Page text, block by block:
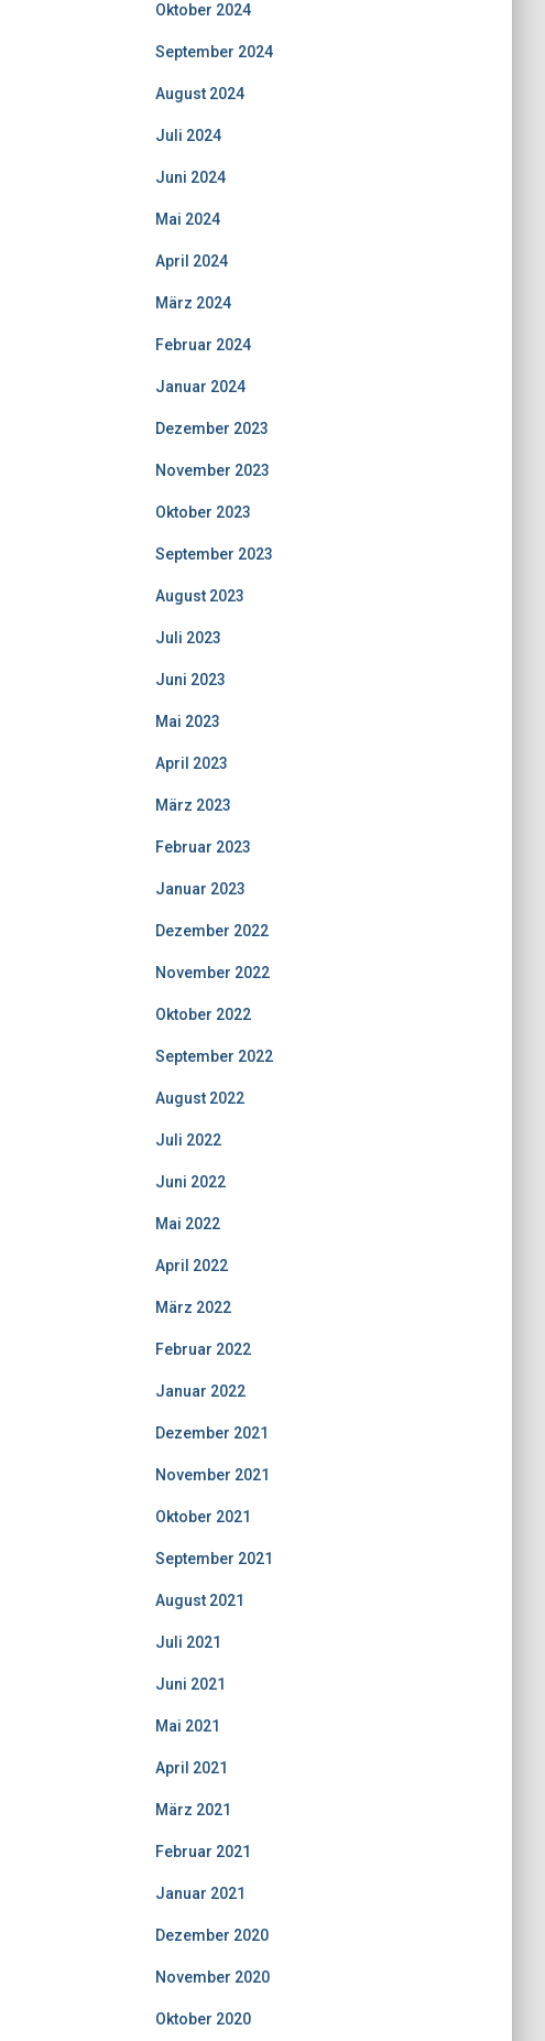
Oktober 2024
September 2024
August 2024
Juli 2024
Juni 2024
Mai 2024
April 2024
März 2024
Februar 2024
Januar 2024
Dezember 2023
November 2023
Oktober 2023
September 2023
August 2023
Juli 2023
Juni 2023
Mai 2023
April 2023
März 2023
Februar 2023
Januar 2023
Dezember 2022
November 2022
Oktober 2022
September 2022
August 2022
Juli 2022
Juni 2022
Mai 2022
April 2022
März 2022
Februar 2022
Januar 2022
Dezember 2021
November 2021
Oktober 2021
September 2021
August 2021
Juli 2021
Juni 2021
Mai 2021
April 2021
März 2021
Februar 2021
Januar 2021
Dezember 2020
November 2020
Oktober 2020